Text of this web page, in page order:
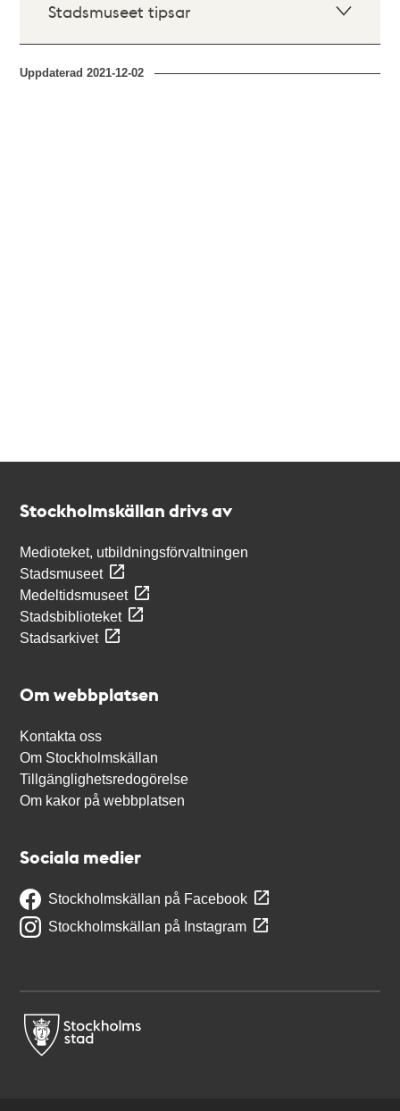
Stadsmuseet tipsar
Uppdaterad2021-12-02
Stockholmskällan drivs av
Medioteket, utbildningsförvaltningen
Stadsmuseet
Medeltidsmuseet
Stadsbiblioteket
Stadsarkivet
Om webbplatsen
Kontakta oss
Om Stockholmskällan
Tillgänglighetsredogörelse
Om kakor på webbplatsen
Sociala medier
Stockholmskällan på Facebook
Stockholmskällan på Instagram